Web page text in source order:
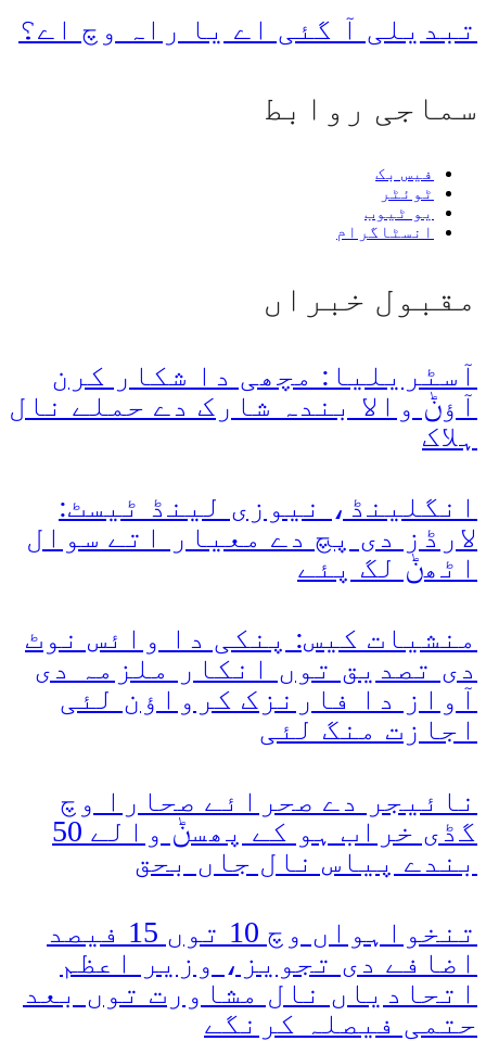
تبدیلی آ گئی اے یا راہ وچ اے؟
سماجی روابط
فیس بک
ٹوئٹر
یو ٹیوب
انسٹاگرام
مقبول خبراں
آسٹریلیا: مچھی دا شکار کرن
آؤݨ والا بندہ شارک دے حملے نال
ہلاک
انگلینڈ، نیوزی لینڈ ٹیسٹ:
لارڈز دی پچ دے معیار اتے سوال
اٹھݨ لگ پئے
منشیات کیس: پنکی دا وائس نوٹ
دی تصدیق توں انکار ملزمہ دی
آواز دا فارنزک کرواؤن لئی
اجازت منگ لئی
نائیجر دے صحرائے صحارا وچ
گڈی خراب ہو کے پھسݨ والے 50
بندے پیاس نال جاں بحق
تنخواہواں وچ 10 توں 15 فیصد
اضافے دی تجویز، وزیر اعظم
اتحادیاں نال مشاورت توں بعد
حتمی فیصلہ کرنگے